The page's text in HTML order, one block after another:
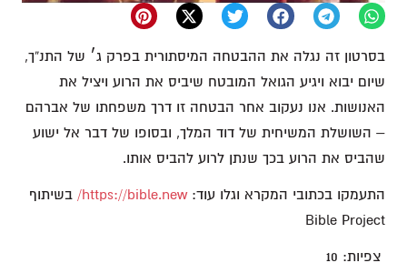
בסרטון זה נגלה את ההבטחה המיסתורית בפרק ג׳ של התנ“ך,
שיום יבוא ויגיע הגואל המובטח שיביס את הרוע ויציל את
האנושות. אנו נעקוב אחר הבטחה זו דרך משפחתו של אברהם
– השושלת המשיחית של דוד המלך, ובסופו של דבר אל ישוע
שהביס את הרוע בכך שנתן לרוע להביס אותו.
התעמקו בכתובי המקרא וגלו עוד:https://bible.new/ בשיתוף
Bible Project
צפיות: 10